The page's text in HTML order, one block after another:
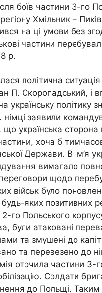
боїв частини 3-го
Хмільник –
на ці умови без
частини
р.
політична
П. Скоропадський, і
українську політику
німці заявили
що українська
хоча б
Держави. В ім’я
вимагало
щодо
військ було
яких позитивних
2-го Польського
були атаковані
та змушені до
та перевезено до
оточила частини 3-
Солдати
до Польщі.